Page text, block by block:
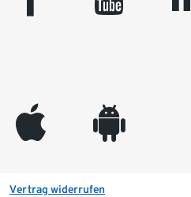
appleinc android
Vertrag widerrufen